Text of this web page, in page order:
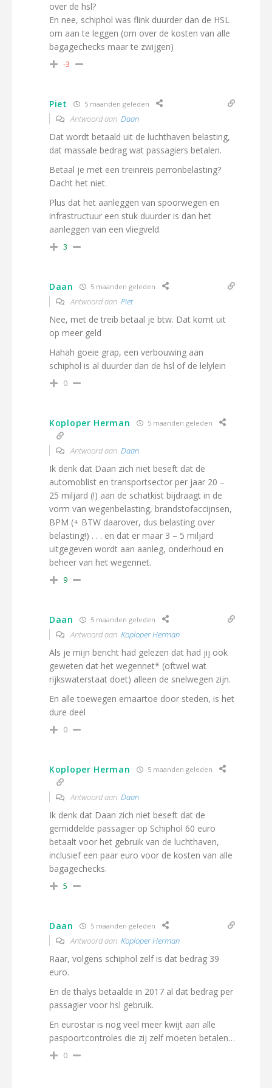
over de hsl?
En nee, schiphol was flink duurder dan de HSL
om aan te leggen (om over de kosten van alle
bagagechecks maar te zwijgen)
-3
Piet 5 maanden geleden
Antwoord aan Daan
Dat wordt betaald uit de luchthaven belasting,
dat massale bedrag wat passagiers betalen.
Betaal je met een treinreis perronbelasting?
Dacht het niet.
Plus dat het aanleggen van spoorwegen en
infrastructuur een stuk duurder is dan het
aanleggen van een vliegveld.
3
Daan 5 maanden geleden
Antwoord aan Piet
Nee, met de treib betaal je btw. Dat komt uit
op meer geld
Hahah goeie grap, een verbouwing aan
schiphol is al duurder dan de hsl of de lelylein
0
Koploper Herman 5 maanden geleden
Antwoord aan Daan
Ik denk dat Daan zich niet beseft dat de
automoblist en transportsector per jaar 20 –
25 miljard (!) aan de schatkist bijdraagt in de
vorm van wegenbelasting, brandstofaccijnsen,
BPM (+ BTW daarover, dus belasting over
belasting!) . . . en dat er maar 3 – 5 miljard
uitgegeven wordt aan aanleg, onderhoud en
beheer van het wegennet.
9
Daan 5 maanden geleden
Antwoord aan Koploper Herman
Als je mijn bericht had gelezen dat had jij ook
geweten dat het wegennet* (oftwel wat
rijkswaterstaat doet) alleen de snelwegen zijn.
En alle toewegen ernaartoe door steden, is het
dure deel
0
Koploper Herman 5 maanden geleden
Antwoord aan Daan
Ik denk dat Daan zich niet beseft dat de
gemiddelde passagier op Schiphol 60 euro
betaalt voor het gebruik van de luchthaven,
inclusief een paar euro voor de kosten van alle
bagagechecks.
5
Daan 5 maanden geleden
Antwoord aan Koploper Herman
Raar, volgens schiphol zelf is dat bedrag 39
euro.
En de thalys betaalde in 2017 al dat bedrag per
passagier voor hsl gebruik.
En eurostar is nog veel meer kwijt aan alle
paspoortcontroles die zij zelf moeten betalen…
0